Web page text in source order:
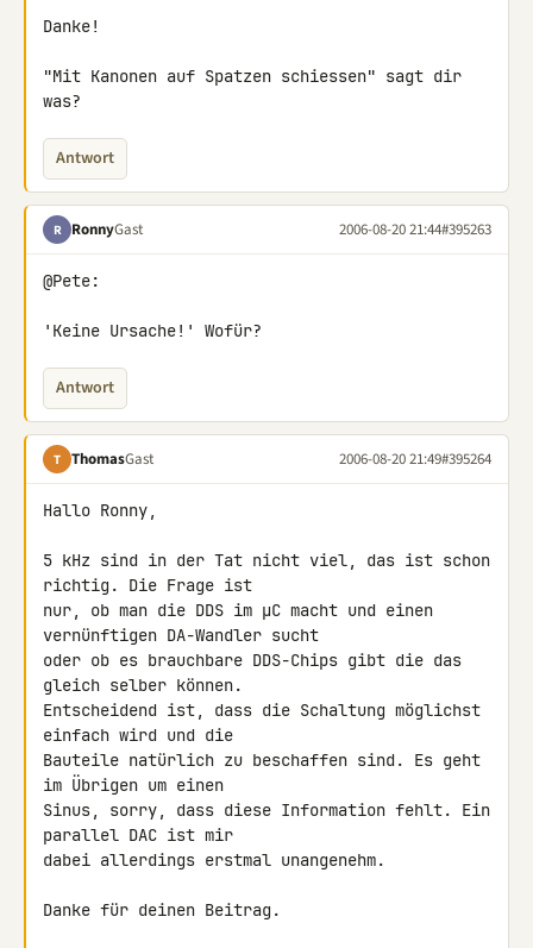
Danke!
"Mit Kanonen auf Spatzen schiessen" sagt dir
was?
Antwort
R RonnyGast 2006-08-20 21:44#395263
@Pete:
'Keine Ursache!' Wofür?
Antwort
T ThomasGast 2006-08-20 21:49#395264
Hallo Ronny,
5 kHz sind in der Tat nicht viel, das ist schon
richtig. Die Frage ist
nur, ob man die DDS im µC macht und einen
vernünftigen DA-Wandler sucht
oder ob es brauchbare DDS-Chips gibt die das
gleich selber können.
Entscheidend ist, dass die Schaltung möglichst
einfach wird und die
Bauteile natürlich zu beschaffen sind. Es geht
im Übrigen um einen
Sinus, sorry, dass diese Information fehlt. Ein
parallel DAC ist mir
dabei allerdings erstmal unangenehm.
Danke für deinen Beitrag.